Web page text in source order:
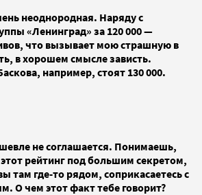
неоднородная. Наряду с
«Ленинград» за 120 000 —
что вызывает мою страшную в
в хорошем смысле зависть.
например, стоят 130 000.
не соглашается. Понимаешь,
рейтинг под большим секретом,
там где-то рядом, соприкасаетесь с
О чем этот факт тебе говорит?